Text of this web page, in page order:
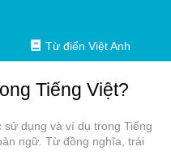
Từ điển Việt Anh
Tiếng Việt?
dụng và ví dụ trong Tiếng
ngữ. Từ đồng nghĩa, trái